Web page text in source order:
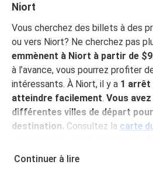
Niort
Vous cherchez des billets à des
ou vers Niort? Ne cherchez pas
emmènent à Niort à partir de
à l’avance, vous pourrez profiter
intéressants. À Niort, il y a 1 arrêt
atteindre facilement. Vous
différentes villes de départ
destination. Consultez la carte
ville!
Continuer à lire